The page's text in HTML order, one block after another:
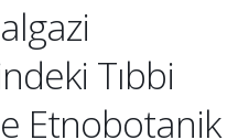
Tıbbi
Etnobotanik